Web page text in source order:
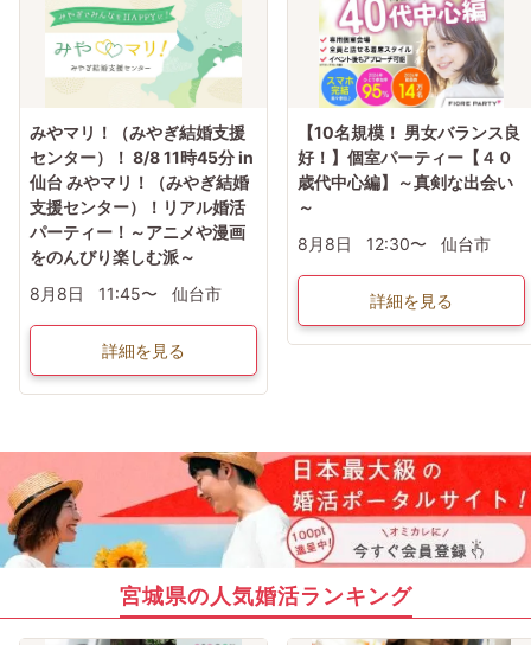
みやマリ！（みやぎ結婚支援
センター）！ 8/8 11時45分 in
仙台 みやマリ！（みやぎ結婚
支援センター）！リアル婚活
パーティー！～アニメや漫画
をのんびり楽しむ派～
8月8日
11:45〜 仙台市
詳細を見る
【10名規模！ 男女バランス良
好！】個室パーティー【４０
歳代中心編】～真剣な出会い
～
8月8日
12:30〜 仙台市
詳細を見る
宮城県の人気婚活ランキング